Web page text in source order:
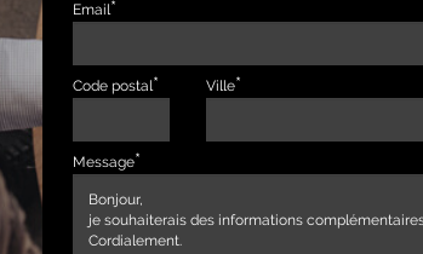
Email
Code postal Ville
Message